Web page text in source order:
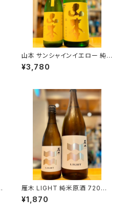
山本 サンシャインイエロー 純
米吟醸 1800ml１本（山本酒造・
秋田県山本郡八峰町）
¥3,780
雁木 LIGHT 純米原酒 720ml
１本（八百新酒造・山口県岩国市
今津町）
¥1,870